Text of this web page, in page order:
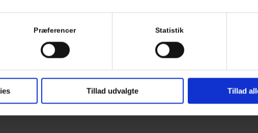
Præferencer Statistik
Tillad udvalgte Tillad